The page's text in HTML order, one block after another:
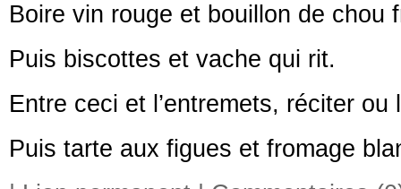
Boire vin rouge et bouillon de chou
Puis biscottes et vache qui rit.
Entre ceci et l’entremets, réciter
Puis tarte aux figues et fromage